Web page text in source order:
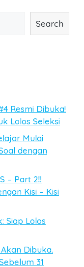
Search
Resmi Dibuka!
Lolos Seleksi
Mulai
dengan
– Part 2‼️
Kisi – Kisi
Siap Lolos
Dibuka.
31